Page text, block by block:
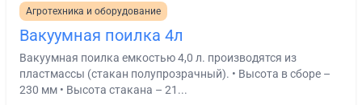
Агротехника и оборудование
Вакуумная поилка 4л
Вакуумная поилка емкостью 4,0 л. производятся из
пластмассы (стакан полупрозрачный). • Высота в сборе –
230 мм • Высота стакана – 21...